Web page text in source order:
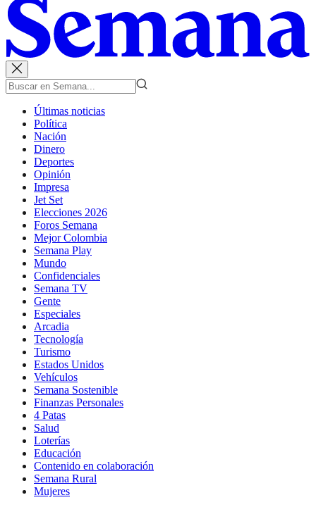
Últimas noticias
Política
Nación
Dinero
Deportes
Opinión
Impresa
Jet Set
Elecciones 2026
Foros Semana
Mejor Colombia
Semana Play
Mundo
Confidenciales
Semana TV
Gente
Especiales
Arcadia
Tecnología
Turismo
Estados Unidos
Vehículos
Semana Sostenible
Finanzas Personales
4 Patas
Salud
Loterías
Educación
Contenido en colaboración
Semana Rural
Mujeres